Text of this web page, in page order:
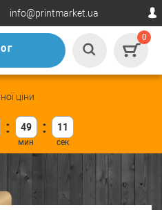
info@printmarket.ua
0
ціни
49 11